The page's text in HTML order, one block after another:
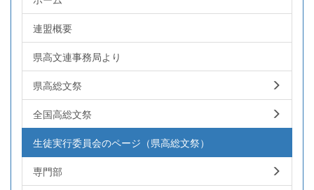
連盟概要
県高文連事務局より
県高総文祭
全国高総文祭
生徒実行委員会のページ（県高総文祭）
専門部